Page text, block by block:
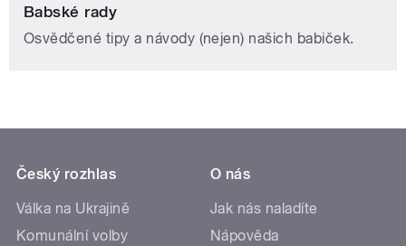
Babské rady
Osvědčené tipy a návody (nejen) našich babiček.
Český rozhlas
Válka na Ukrajině
Komunální volby
O nás
Jak nás naladíte
Nápověda